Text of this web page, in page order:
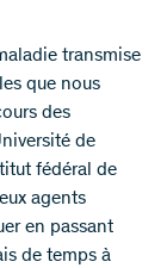
transmise
que nous
des
de
fédéral de
agents
en passant
de temps à